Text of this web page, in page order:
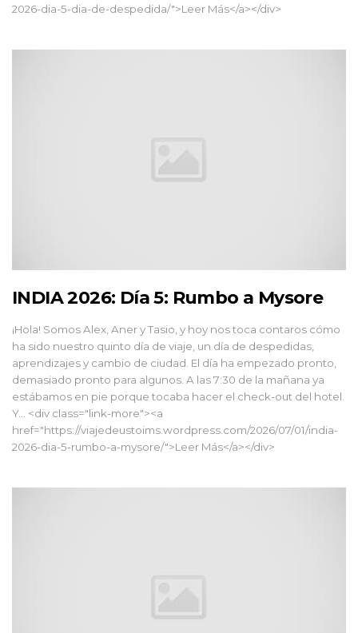
2026-dia-5-dia-de-despedida/">Leer Más</a></div>
INDIA 2026: Día 5: Rumbo a Mysore
¡Hola! Somos Alex, Aner y Tasio, y hoy nos toca contaros cómo
ha sido nuestro quinto día de viaje, un día de despedidas,
aprendizajes y cambio de ciudad. El día ha empezado pronto,
demasiado pronto para algunos. A las 7:30 de la mañana ya
estábamos en pie porque tocaba hacer el check-out del hotel.
Y... <div class="link-more"><a
href="https://viajedeustoims.wordpress.com/2026/07/01/india-
2026-dia-5-rumbo-a-mysore/">Leer Más</a></div>